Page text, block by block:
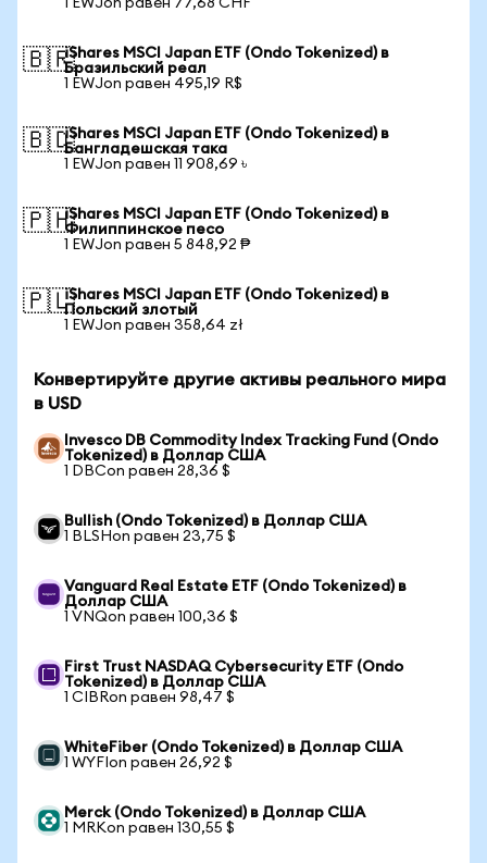
1 EWJon равен 77,68 CHF
🇧🇷iShares MSCI Japan ETF (Ondo Tokenized) в
Бразильский реал
1 EWJon равен 495,19 R$
🇧🇩iShares MSCI Japan ETF (Ondo Tokenized) в
Бангладешская така
1 EWJon равен 11 908,69 ৳
🇵🇭iShares MSCI Japan ETF (Ondo Tokenized) в
Филиппинское песо
1 EWJon равен 5 848,92 ₱
🇵🇱iShares MSCI Japan ETF (Ondo Tokenized) в
Польский злотый
1 EWJon равен 358,64 zł
Конвертируйте другие активы реального мира
в USD
Invesco DB Commodity Index Tracking Fund (Ondo
Tokenized) в Доллар США
1 DBCon равен 28,36 $
Bullish (Ondo Tokenized) в Доллар США
1 BLSHon равен 23,75 $
Vanguard Real Estate ETF (Ondo Tokenized) в
Доллар США
1 VNQon равен 100,36 $
First Trust NASDAQ Cybersecurity ETF (Ondo
Tokenized) в Доллар США
1 CIBRon равен 98,47 $
WhiteFiber (Ondo Tokenized) в Доллар США
1 WYFIon равен 26,92 $
Merck (Ondo Tokenized) в Доллар США
1 MRKon равен 130,55 $